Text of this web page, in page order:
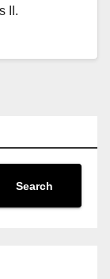
II.
Search